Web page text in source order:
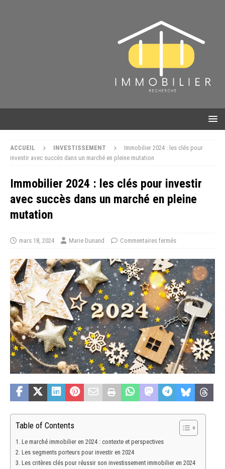
ACCUEIL INVESTISSEMENT
Immobilier 2024 : les clés pour
investir avec succès dans un marché en pleine mutation
Immobilier 2024 : les clés pour investir
avec succès dans un marché en pleine
mutation
mars 18, 2024 Marie Dunand Commentaires fermés
Table of Contents
Le marché immobilier en 2024 : contexte et perspectives
Les segments porteurs pour investir en 2024
Les critères clés pour réussir son investissement immobilier en 2024